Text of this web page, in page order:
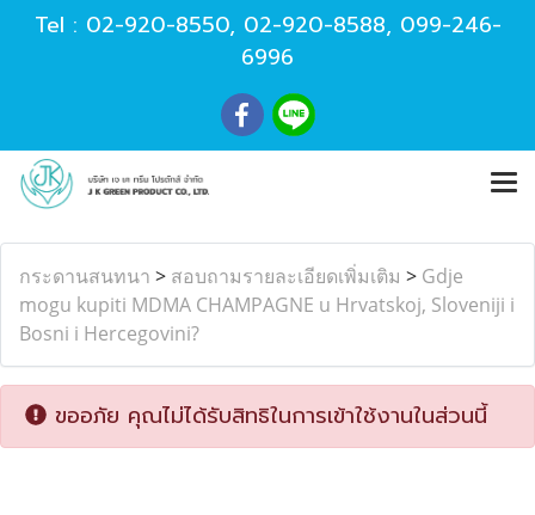
Tel : 02-920-8550, 02-920-8588, 099-246-
6996
กระดานสนทนา > สอบถามรายละเอียดเพิ่มเติม > Gdje
mogu kupiti MDMA CHAMPAGNE u Hrvatskoj, Sloveniji i
Bosni i Hercegovini?
ขออภัย คุณไม่ได้รับสิทธิในการเข้าใช้งานในส่วนนี้